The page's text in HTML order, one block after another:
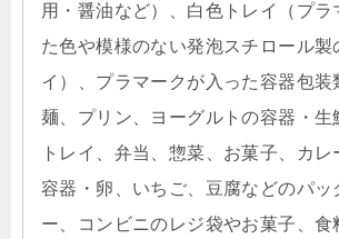
用・醤油など）、白色トレイ（プラ
た色や模様のない発泡スチロール製
イ）、プラマークが入った容器包装
麺、プリン、ヨーグルトの容器・生
トレイ、弁当、惣菜、お菓子、カ
容器・卵、いちご、豆腐などのパッ
ー、コンビニのレジ袋やお菓子、食